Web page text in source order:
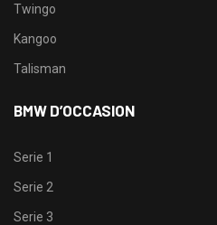
Twingo
Kangoo
Talisman
BMW D’OCCASION
Serie 1
Serie 2
Serie 3